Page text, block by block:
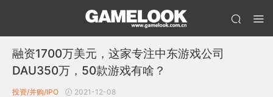
融资1700万美元，这家专注中东游戏公司
DAU350万，50款游戏有啥？
投资/并购/IPO 2021-12-08